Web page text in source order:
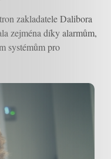
zakladatele Dalibora
zejména díky alarmům,
systémům pro